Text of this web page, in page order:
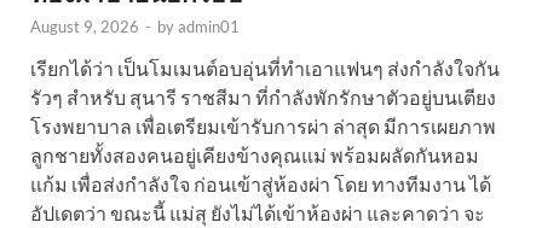
August 9, 2026 - byadmin01
เรียกได้ว่า เป็นโมเมนต์อบอุ่นที่ทำเอาแฟนๆ ส่งกำลังใจกัน
รัวๆ สำหรับ สุนารี ราชสีมา ที่กำลังพักรักษาตัวอยู่บนเตียง
โรงพยาบาล เพื่อเตรียมเข้ารับการผ่า ล่าสุด มีการเผยภาพ
ลูกชายทั้งสองคนอยู่เคียงข้างคุณแม่ พร้อมผลัดกันหอม
แก้ม เพื่อส่งกำลังใจ ก่อนเข้าสู่ห้องผ่า โดย ทางทีมงาน ได้
อัปเดตว่า ขณะนี้ แม่สุ ยังไม่ได้เข้าห้องผ่า และคาดว่า จะ